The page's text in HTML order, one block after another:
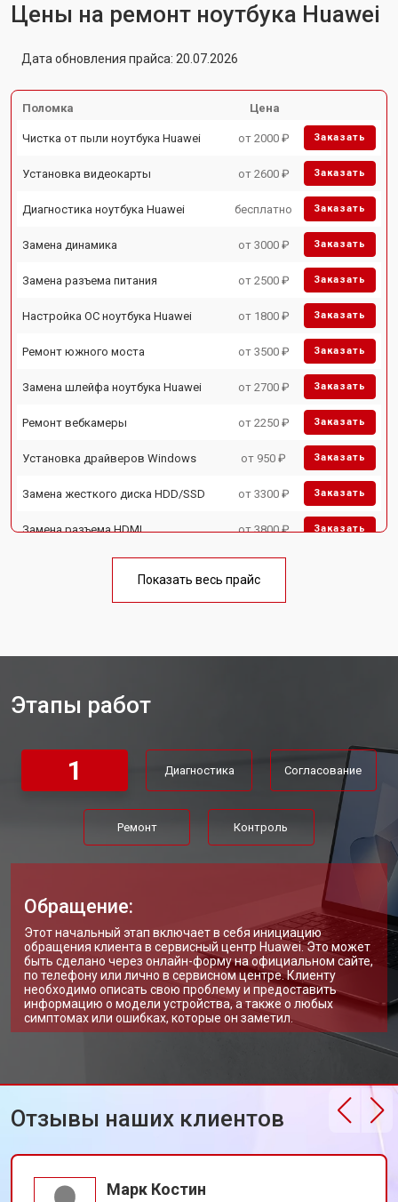
Цены на ремонт ноутбука Huawei
Дата обновления прайса: 20.07.2026
Поломка Цена
Чистка от пыли ноутбука Huawei от 2000 ₽ Заказать
Установка видеокарты от 2600 ₽ Заказать
Диагностика ноутбука Huawei бесплатно Заказать
Замена динамика от 3000 ₽ Заказать
Замена разъема питания от 2500 ₽ Заказать
Настройка ОС ноутбука Huawei от 1800 ₽ Заказать
Ремонт южного моста от 3500 ₽ Заказать
Замена шлейфа ноутбука Huawei от 2700 ₽ Заказать
Ремонт вебкамеры от 2250 ₽ Заказать
Установка драйверов Windows от 950 ₽ Заказать
Замена жесткого диска HDD/SSD от 3300 ₽ Заказать
Замена разъема HDMI от 3800 ₽ Заказать
Замена клавиатуры от 2900 ₽
Замена матрицы ноутбука Huawei
Ремонт цепи питания от 3500 ₽ Заказать
Замена USB порта от 2200 ₽ Заказать
Замена звуковой карты от 1700 ₽ Заказать
Заказать
Замена микрофона от 2600 ₽ Заказать
Замена оперативной памяти от 1100 ₽ Заказать
Прошивка BIOS ноутбука Huawei от 1500 ₽ Заказать
Замена северного моста от 3500 ₽ Заказать
Показать весь прайс
Этапы работ
1 Диагностика Согласование
Ремонт Контроль
Обращение:
Этот начальный этап включает в себя инициацию
обращения клиента в сервисный центр Huawei. Это может
быть сделано через онлайн-форму на официальном сайте,
по телефону или лично в сервисном центре. Клиенту
необходимо описать свою проблему и предоставить
информацию о модели устройства, а также о любых
симптомах или ошибках, которые он заметил.
Отзывы наших клиентов
Марк Костин